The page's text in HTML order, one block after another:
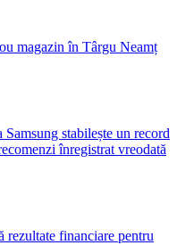
magazin în Târgu Neamț
stabilește un record
înregistrat vreodată
rezultate financiare pentru